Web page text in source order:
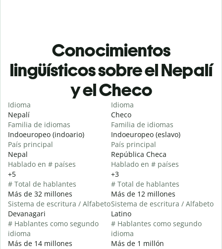
Conocimientos
lingüísticos sobre el Nepalí
y el Checo
Idioma
Nepalí
Familia de idiomas
Indoeuropeo (indoario)
País principal
Nepal
Hablado en # países
+5
# Total de hablantes
Más de 32 millones
Sistema de escritura / Alfabeto
Devanagari
# Hablantes como segundo
idioma
Más de 14 millones
Idioma
Checo
Familia de idiomas
Indoeuropeo (eslavo)
País principal
República Checa
Hablado en # países
+3
# Total de hablantes
Más de 12 millones
Sistema de escritura / Alfabeto
Latino
# Hablantes como segundo
idioma
Más de 1 millón